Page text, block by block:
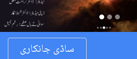
Previous
ساڈی جانکاری